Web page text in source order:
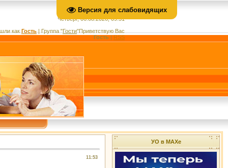
Версия для слабовидящих
Четверг, 06.08.2026, 09:51
как Гость | Группа "Гости"Приветствую Вас
Гость|RSS
11:53
УО в МАХе